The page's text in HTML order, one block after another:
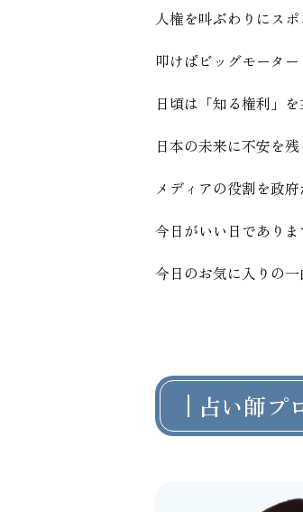
人権を叫ぶわりにス
叩けばビッグモータ
日頃は「知る権利」
日本の未来に不安を
メディアの役割を政
今日がいい日でありま
今日のお気に入りの
占い師プ